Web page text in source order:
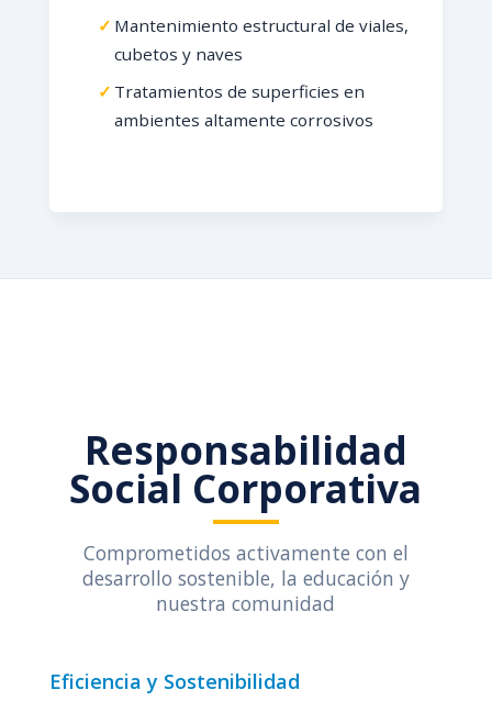
Mantenimiento estructural de viales,
cubetos y naves
Tratamientos de superficies en
ambientes altamente corrosivos
Responsabilidad
Social Corporativa
Comprometidos activamente con el
desarrollo sostenible, la educación y
nuestra comunidad
Eficiencia y Sostenibilidad